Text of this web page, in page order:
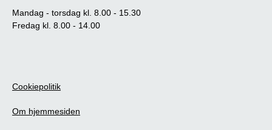
Mandag - torsdag kl. 8.00 - 15.30
Fredag kl. 8.00 - 14.00
Cookiepolitik
Om hjemmesiden